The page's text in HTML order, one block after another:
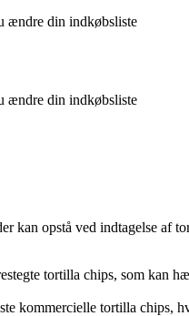
ændre din indkøbsliste
ændre din indkøbsliste
kan opstå ved indtagelse af
tortilla chips, som kan
kommercielle tortilla chips,